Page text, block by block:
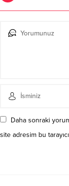
Daha sonraki
site adresim bu